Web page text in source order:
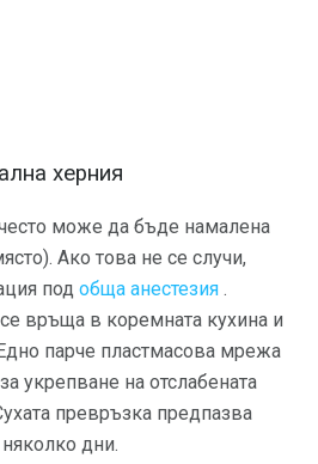
херния
може да бъде намалена
Ако това не се случи,
под обща анестезия .
връща в коремната кухина и
парче пластмасова мрежа
укрепване на отслабената
превръзка предпазва
дни.